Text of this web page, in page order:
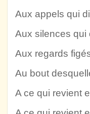
Aux appels qui
Aux silences qui
Aux regards
Au bout
A ce qui revient